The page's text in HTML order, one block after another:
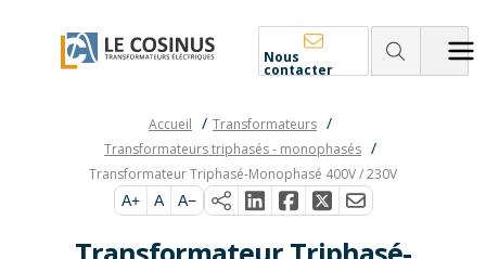
Nous
contacter
Accueil
Transformateurs
Transformateurs triphasés - monophasés
Transformateur Triphasé-Monophasé 400V / 230V
A+ A A−